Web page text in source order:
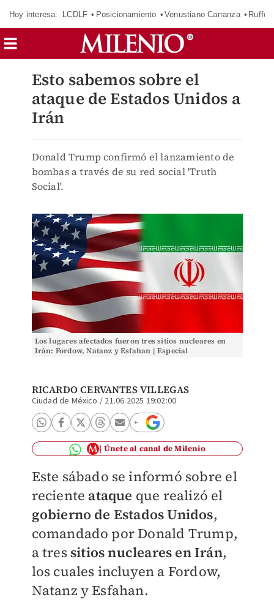
Hoy interesa: LCDLF Posicionamiento Venustiano Carranza Ruffo
Esto sabemos sobre el
ataque de Estados Unidos a
Irán
Donald Trump confirmó el lanzamiento de
bombas a través de su red social 'Truth
Social'.
Los lugares afectados fueron tres sitios nucleares en
Irán: Fordow, Natanz y Esfahan | Especial
RICARDO CERVANTES VILLEGAS
Ciudad de México / 21.06.2025 19:02:00
Únete al canal de Milenio
Este sábado se informó sobre el
reciente ataque que realizó el
gobierno de Estados Unidos,
comandado por Donald Trump,
a tres sitios nucleares en Irán,
los cuales incluyen a Fordow,
Natanz y Esfahan.